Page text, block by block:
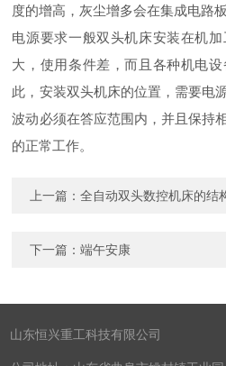
度的增高，灰尘增多会在集成电路
电源要求一般双头机床安装在机
大，使用条件差，而且各种机电
此，安装双头机床的位置，需要电
波动必须在答应范围内，并且保持
的正常工作。
上一篇：全自动双头数控机床的结
下一篇：端午安康
山东恒兴重工科技有限公司